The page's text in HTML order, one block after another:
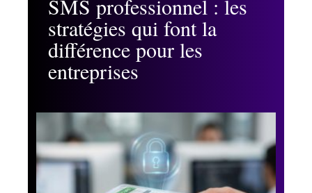
SMS professionnel : les
stratégies qui font la
différence pour les
entreprises